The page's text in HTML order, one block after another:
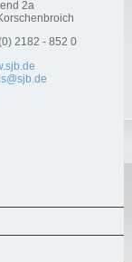
2a
2182 - 852 0